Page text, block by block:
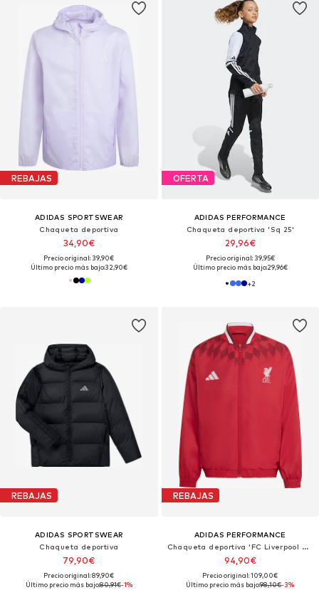
REBAJAS
ADIDAS SPORTSWEAR
Chaqueta deportiva
34,90€
Precio original: 39,90€
Último precio más bajo:32,90€
OFERTA
ADIDAS PERFORMANCE
Chaqueta deportiva 'Sq 25'
29,96€
Precio original: 39,95€
Último precio más bajo:29,96€
+2
REBAJAS
ADIDAS SPORTSWEAR
Chaqueta deportiva
79,90€
Precio original: 89,90€
Último precio más bajo:80,91€-1%
REBAJAS
ADIDAS PERFORMANCE
Chaqueta deportiva 'FC Liverpool Stadium'
94,90€
Precio original: 109,00€
Último precio más bajo:98,10€-3%